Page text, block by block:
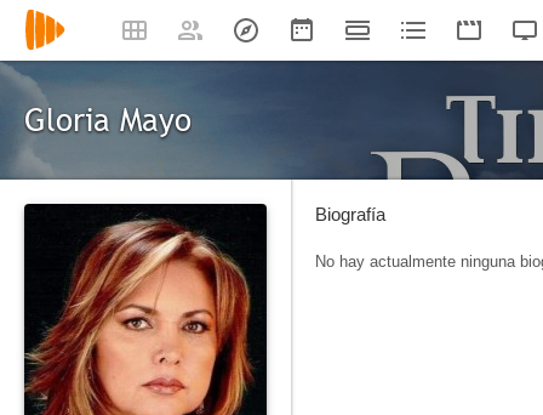
Gloria Mayo
Biografía
No hay actualmente ninguna